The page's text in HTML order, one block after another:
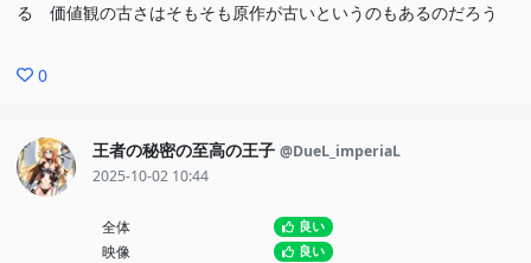
る 価値観の古さはそもそも原作が古いというのもあるのだろう
0
王者の秘密の至高の王子 @DueL_imperiaL
2025-10-02 10:44
全体 良い
映像 良い